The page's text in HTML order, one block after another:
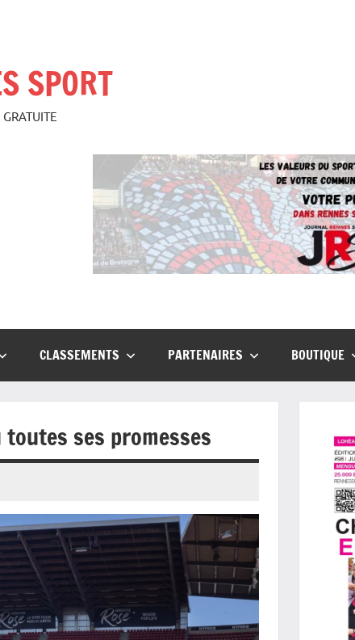
SPORT
CLASSEMENTS PARTENAIRES BOUTIQUE
ses promesses